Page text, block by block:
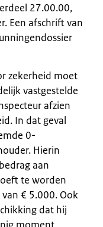
27.00.00,
Een afschrift van
zekerheid moet
vastgestelde
afzien
In dat geval
0-
Hierin
aan
te worden
€ 5.000. Ook
dat hij